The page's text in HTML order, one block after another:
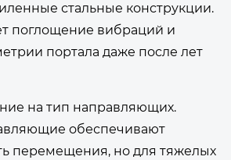
стальные конструкции.
поглощение вибраций и
портала даже после лет
на тип направляющих.
обеспечивают
перемещения, но для тяжелых